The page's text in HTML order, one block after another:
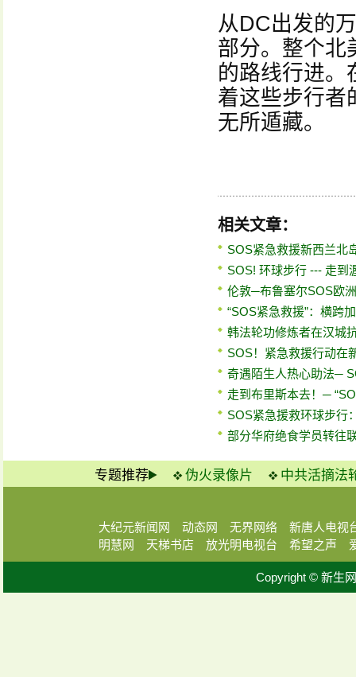
从DC出发的
部分。整个北
的路线行进。
着这些步行者
无所遁藏。
相关文章：
SOS紧急救援新西兰北
SOS! 环球步行 --- 走到
伦敦─布鲁塞尔SOS欧
“SOS紧急救援”：横跨
韩法轮功修炼者在汉城
SOS！紧急救援行动在
奇遇陌生人热心助法─
走到布里斯本去！─
SOS紧急援救环球步行
部分华府绝食学员转往
专题推荐 伪火录像片 中共活摘法
大纪元新闻网 动态网 无界网络
新唐人电视
明慧网
天梯书店 放光明电视台 希望之声
Copyright © 新生